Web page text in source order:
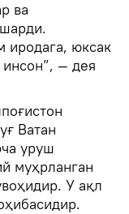
ва
иродага, юксак
инсон”, — дея
Ватан
уруш
муҳрланган
У ақл